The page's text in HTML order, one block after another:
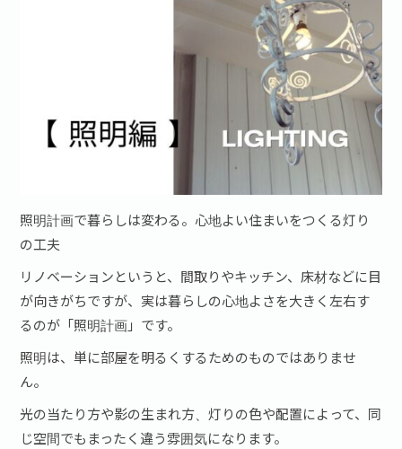
照明計画で暮らしは変わる。心地よい住まいをつくる灯り
の工夫
リノベーションというと、間取りやキッチン、床材などに目
が向きがちですが、実は暮らしの心地よさを大きく左右す
るのが「照明計画」です。
照明は、単に部屋を明るくするためのものではありませ
ん。
光の当たり方や影の生まれ方、灯りの色や配置によって、同
じ空間でもまったく違う雰囲気になります。